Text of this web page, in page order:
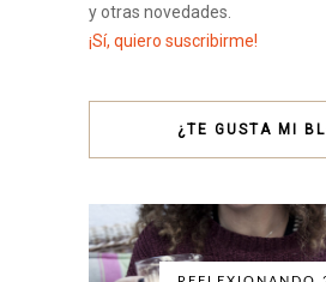
y otras novedades.
¡Sí, quiero suscribirme!
¿TE GUSTA MI